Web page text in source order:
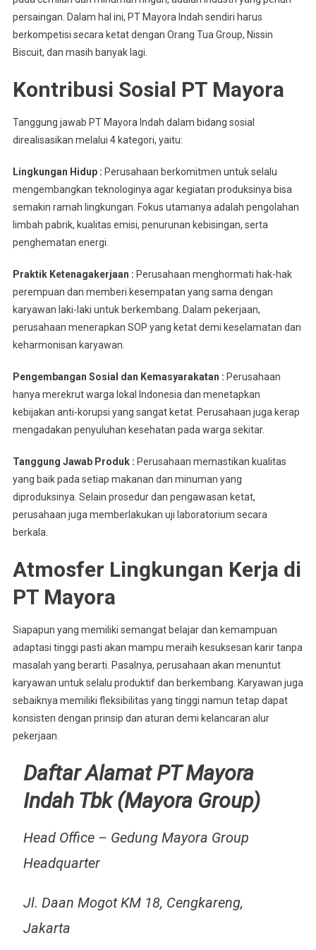
persaingan. Dalam hal ini, PT Mayora Indah sendiri harus
berkompetisi secara ketat dengan Orang Tua Group, Nissin
Biscuit, dan masih banyak lagi.
Kontribusi Sosial PT Mayora
Tanggung jawab PT Mayora Indah dalam bidang sosial
direalisasikan melalui 4 kategori, yaitu:
Lingkungan Hidup : Perusahaan berkomitmen untuk selalu
mengembangkan teknologinya agar kegiatan produksinya bisa
semakin ramah lingkungan. Fokus utamanya adalah pengolahan
limbah pabrik, kualitas emisi, penurunan kebisingan, serta
penghematan energi.
Praktik Ketenagakerjaan : Perusahaan menghormati hak-hak
perempuan dan memberi kesempatan yang sama dengan
karyawan laki-laki untuk berkembang. Dalam pekerjaan,
perusahaan menerapkan SOP yang ketat demi keselamatan dan
keharmonisan karyawan.
Pengembangan Sosial dan Kemasyarakatan : Perusahaan
hanya merekrut warga lokal Indonesia dan menetapkan
kebijakan anti-korupsi yang sangat ketat. Perusahaan juga kerap
mengadakan penyuluhan kesehatan pada warga sekitar.
Tanggung Jawab Produk : Perusahaan memastikan kualitas
yang baik pada setiap makanan dan minuman yang
diproduksinya. Selain prosedur dan pengawasan ketat,
perusahaan juga memberlakukan uji laboratorium secara
berkala.
Atmosfer Lingkungan Kerja di
PT Mayora
Siapapun yang memiliki semangat belajar dan kemampuan
adaptasi tinggi pasti akan mampu meraih kesuksesan karir tanpa
masalah yang berarti. Pasalnya, perusahaan akan menuntut
karyawan untuk selalu produktif dan berkembang. Karyawan juga
sebaiknya memiliki fleksibilitas yang tinggi namun tetap dapat
konsisten dengan prinsip dan aturan demi kelancaran alur
pekerjaan.
Daftar Alamat PT Mayora
Indah Tbk (Mayora Group)
Head Office – Gedung Mayora Group
Headquarter
Jl. Daan Mogot KM 18, Cengkareng,
Jakarta